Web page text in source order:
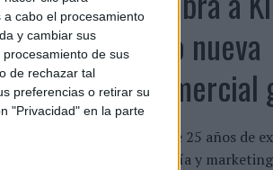
cabo el procesamiento
y cambiar sus
de sus
de rechazar tal
preferencias o retirar su
"Privacidad" en la parte
Bastoni como nueva
directora comercial
La directiva, con más de 25 años de
investigación, tecnología y